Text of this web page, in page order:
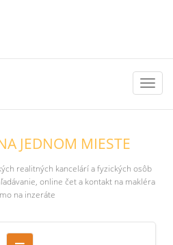
JEDNOM MIESTE
realitných kancelárí a fyzických osôb
online čet a kontakt na makléra
na inzeráte